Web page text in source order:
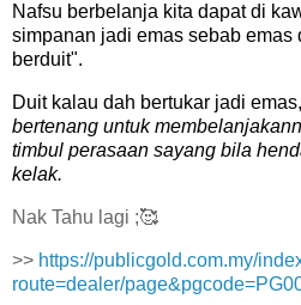
Nafsu berbelanja kita dapat di
simpanan jadi emas sebab emas
berduit".
Duit kalau dah bertukar jadi emas,
bertenang untuk
timbul perasaan sayang bila
kelak.
Nak Tahu lagi ;🥰
>> https://publicgold.com.my/
route=dealer/